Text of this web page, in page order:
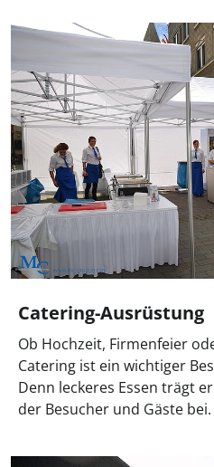
Catering-Ausrüstung
Ob Hochzeit, Firmenfeier
Catering ist ein wichtiger
Denn leckeres Essen trägt
der Besucher und Gäste bei.